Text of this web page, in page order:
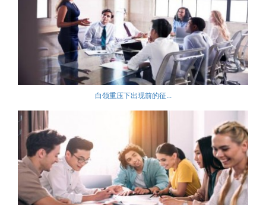
白领重压下出现前的征...